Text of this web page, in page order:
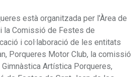
està organitzada per l'Àrea de
la Comissió de Festes de
i col·laboració de les entitats
Porqueres Motor Club, la comissió
Artística Porqueres,